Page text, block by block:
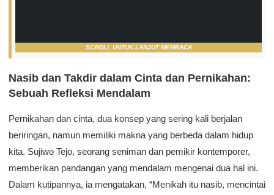
SCROLL UNTUK LANJUT MEMBACA
Nasib dan Takdir dalam Cinta dan Pernikahan:
Sebuah Refleksi Mendalam
Pernikahan dan cinta, dua konsep yang sering kali berjalan
beriringan, namun memiliki makna yang berbeda dalam hidup
kita. Sujiwo Tejo, seorang seniman dan pemikir kontemporer,
memberikan pandangan yang mendalam mengenai dua hal ini.
Dalam kutipannya, ia mengatakan, “Menikah itu nasib, mencintai